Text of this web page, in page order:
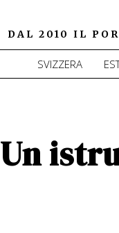
DAL 2010 IL
SVIZZERA
Un